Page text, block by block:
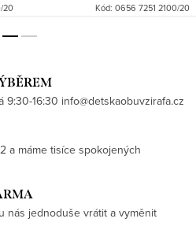
20 Kód: 0656 7251 2100/20
16:30 info@detskaobuvzirafa.cz
a máme tisíce spokojených
nás jednoduše vrátit a vyměnit